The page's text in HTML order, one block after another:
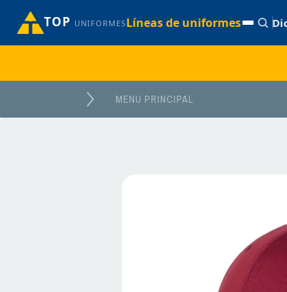
TOP UNIFORMESLíneas de uniformes
MENU PRINCIPAL